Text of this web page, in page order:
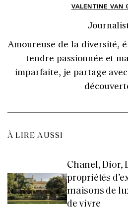
VALENTINE VAN
Amoureuse de la diversité,
tendre passionnée et
imparfaite, je partage
À LIRE AUSSI
Chanel, Dior,
propriétés
maisons de
de vivre